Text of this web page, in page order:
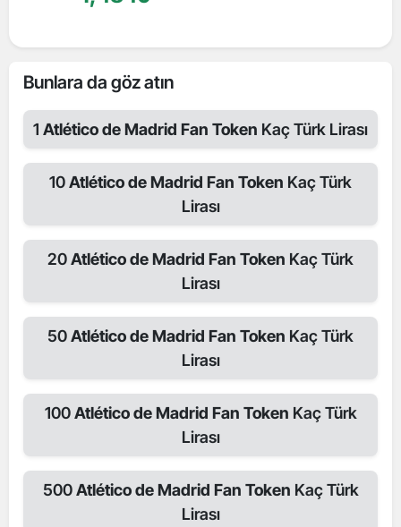
Bunlara da göz atın
1 Atlético de Madrid Fan Token Kaç Türk Lirası
10Atlético de Madrid Fan Token Kaç Türk
Lirası
20Atlético de Madrid Fan Token Kaç Türk
Lirası
50Atlético de Madrid Fan Token Kaç Türk
Lirası
100Atlético de Madrid Fan Token Kaç Türk
Lirası
500Atlético de Madrid Fan Token Kaç Türk
Lirası